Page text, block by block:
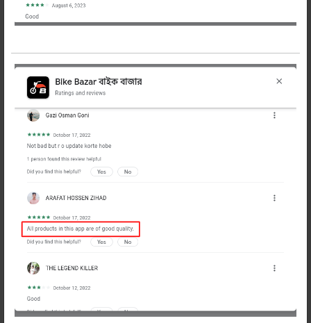
- +
প্রডাক্ট
শেয়ার করুন:
বিবরণ
সউমি ফুল ফিঙ্গার হ্যান্ড গ্লভ
Soumy ফুল ফিঙ্গার হ্যান্ড গ্লাভস
আর্টিফিশিয়াল লেদার ও আরামদায়ক ফেব্রিকে
তৈরি। আঙ্গুলের গাঁট সুরক্ষায় রয়েছে শক্ত
নাকল। যা উন্নত মানের মাইক্রো ফাইবারে তৈরি।
মোলায়েম ও নমনিয়। সকল ঋতুতে ব্যবহার